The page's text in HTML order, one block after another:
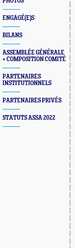
ENGAGÉ(E)S
BILANS
ASSEMBLÉE GÉNÉRALE
+ COMPOSITION COMITÉ
PARTENAIRES
INSTITUTIONNELS
PARTENAIRES PRIVÉS
STATUTS ASSA 2022